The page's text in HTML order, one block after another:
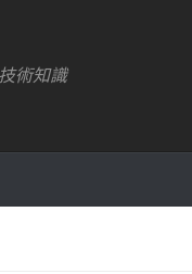
術知識